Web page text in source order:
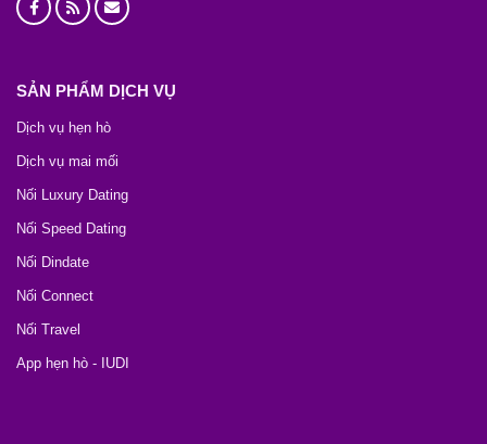
SẢN PHẨM DỊCH VỤ
Dịch vụ hẹn hò
Dịch vụ mai mối
Nối Luxury Dating
Nối Speed Dating
Nối Dindate
Nối Connect
Nối Travel
App hẹn hò - IUDI